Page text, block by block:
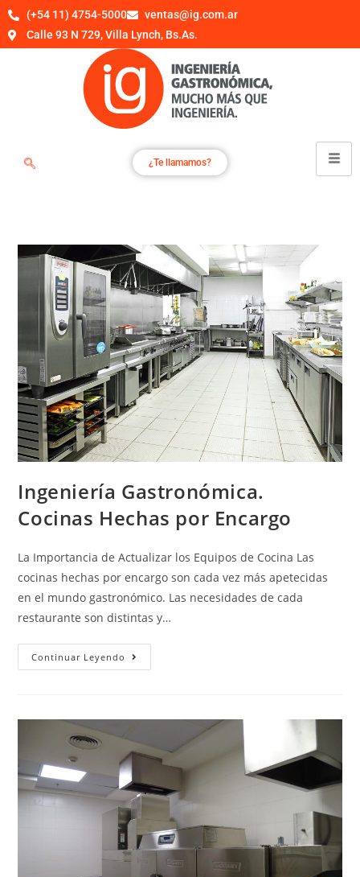
(+54 11) 4754-5000
ventas@ig.com.ar
Calle 93 N 729, Villa Lynch, Bs.As.
¿Te llamamos?
Ingeniería Gastronómica.
Cocinas Hechas por Encargo
La Importancia de Actualizar los Equipos de Cocina Las
cocinas hechas por encargo son cada vez más apetecidas
en el mundo gastronómico. Las necesidades de cada
restaurante son distintas y…
Continuar Leyendo